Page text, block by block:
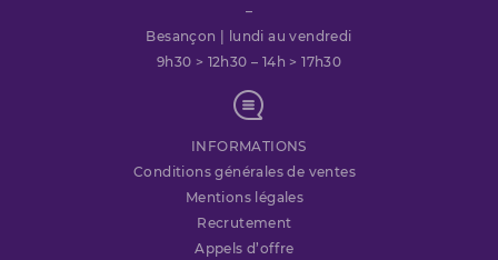
–
Besançon | lundi au vendredi
9h30 > 12h30 – 14h > 17h30
INFORMATIONS
Conditions générales de ventes
Mentions légales
Recrutement
Appels d’offre